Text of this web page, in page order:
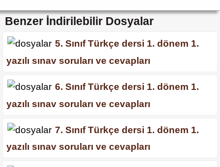
Benzer İndirilebilir Dosyalar
5. Sınıf Türkçe dersi 1. dönem 1.
yazılı sınav soruları ve cevapları
6. Sınıf Türkçe dersi 1. dönem 1.
yazılı sınav soruları ve cevapları
7. Sınıf Türkçe dersi 1. dönem 1.
yazılı sınav soruları ve cevapları